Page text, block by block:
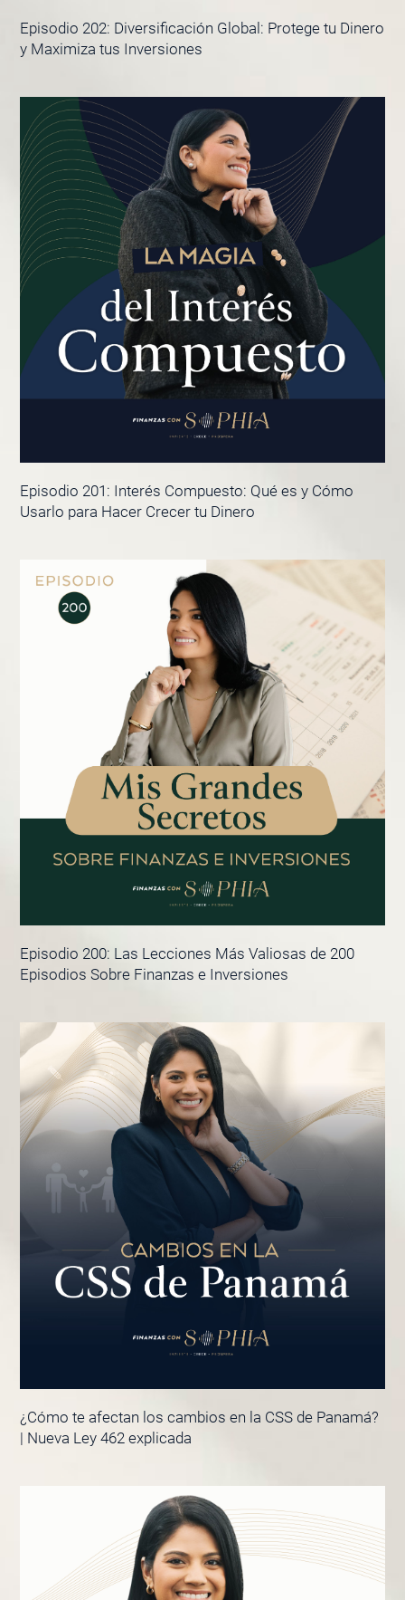
Episodio 202: Diversificación Global: Protege tu Dinero
y Maximiza tus Inversiones
Episodio 201: Interés Compuesto: Qué es y Cómo
Usarlo para Hacer Crecer tu Dinero
Episodio 200: Las Lecciones Más Valiosas de 200
Episodios Sobre Finanzas e Inversiones
¿Cómo te afectan los cambios en la CSS de Panamá?
| Nueva Ley 462 explicada